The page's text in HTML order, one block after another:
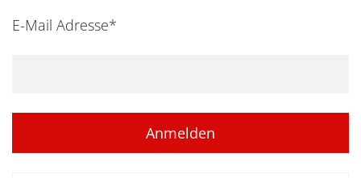
E-Mail Adresse*